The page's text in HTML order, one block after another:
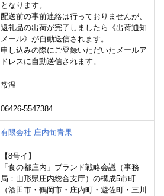
となります。
配送前の事前連絡は行っておりませんが、
返礼品の出荷が完了しましたら《出荷通知
メール》が自動送信されます。
申し込みの際にご登録いただいたメールア
ドレスに自動送信されます。
常温
06426-5547384
有限会社 庄内旬青果
【8号イ】
「食の都庄内」ブランド戦略会議（事務
局：山形県庄内総合支庁）の構成5市町
（酒田市・鶴岡市・庄内町・遊佐町・三川